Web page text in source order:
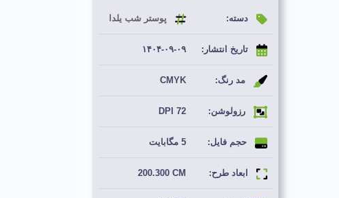
دسته: پوستر شب یلدا
تاریخ انتشار: ۱۴۰۴-۰۹-۰۹
مد رنگ: CMYK
رزولوشن: 72 DPI
حجم فایل: 5 مگابایت
ابعاد طرح: 200.300 CM